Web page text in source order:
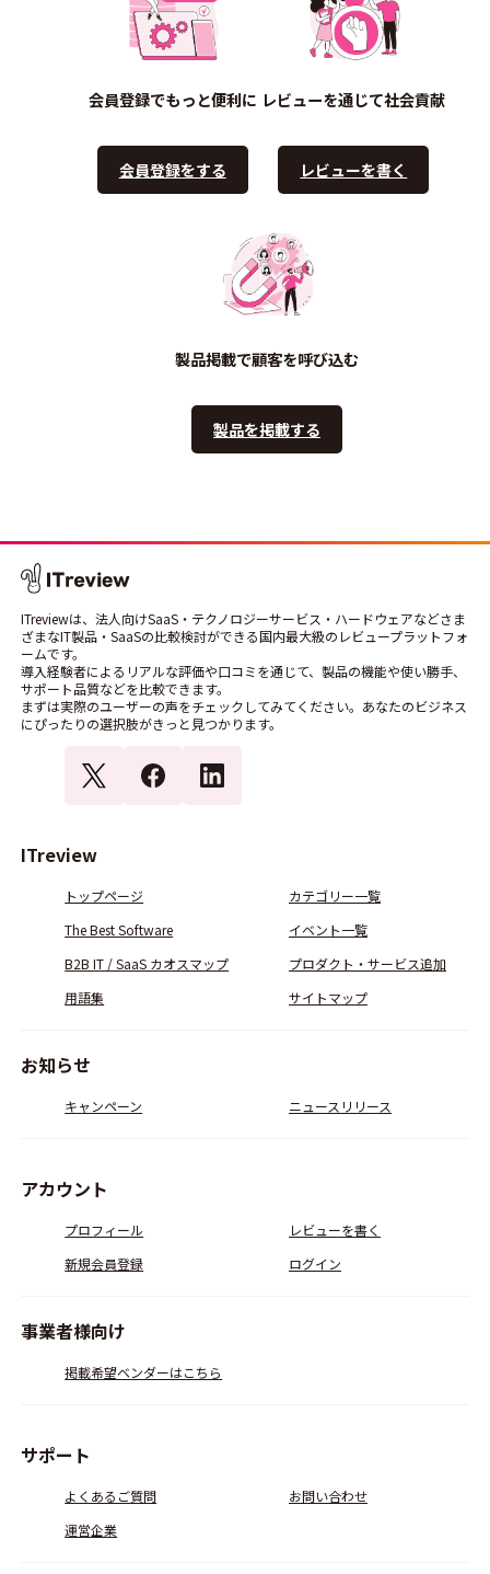
会員登録でもっと便利に
会員登録をする
レビューを通じて社会貢献
レビューを書く
製品掲載で顧客を呼び込む
製品を掲載する
ITreviewは、法人向けSaaS・テクノロジーサービス・ハードウェアなどさま
ざまなIT製品・SaaSの比較検討ができる国内最大級のレビュープラットフォ
ームです。
導入経験者によるリアルな評価や口コミを通じて、製品の機能や使い勝手、
サポート品質などを比較できます。
まずは実際のユーザーの声をチェックしてみてください。あなたのビジネス
にぴったりの選択肢がきっと見つかります。
ITreview
トップページ
カテゴリー一覧
The Best Software
イベント一覧
B2B IT / SaaS カオスマップ
プロダクト・サービス追加
用語集
サイトマップ
お知らせ
キャンペーン ニュースリリース
アカウント
プロフィール
レビューを書く
新規会員登録
ログイン
事業者様向け
掲載希望ベンダーはこちら
サポート
よくあるご質問
お問い合わせ
運営企業